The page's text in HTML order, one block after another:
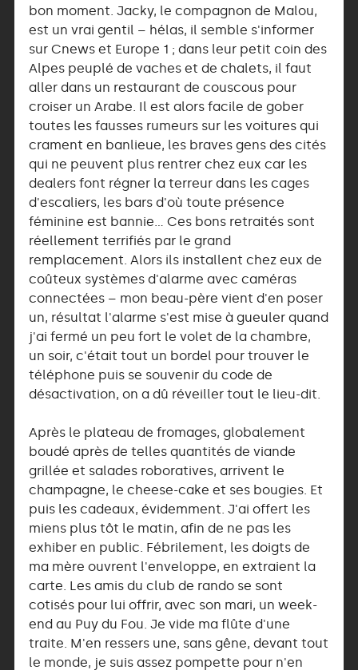
bon moment. Jacky, le compagnon de Malou,
est un vrai gentil – hélas, il semble s'informer
sur Cnews et Europe 1 ; dans leur petit coin des
Alpes peuplé de vaches et de chalets, il faut
aller dans un restaurant de couscous pour
croiser un Arabe. Il est alors facile de gober
toutes les fausses rumeurs sur les voitures qui
crament en banlieue, les braves gens des cités
qui ne peuvent plus rentrer chez eux car les
dealers font régner la terreur dans les cages
d'escaliers, les bars d'où toute présence
féminine est bannie… Ces bons retraités sont
réellement terrifiés par le grand
remplacement. Alors ils installent chez eux de
coûteux systèmes d'alarme avec caméras
connectées – mon beau-père vient d'en poser
un, résultat l'alarme s'est mise à gueuler quand
j'ai fermé un peu fort le volet de la chambre,
un soir, c'était tout un bordel pour trouver le
téléphone puis se souvenir du code de
désactivation, on a dû réveiller tout le lieu-dit.
Après le plateau de fromages, globalement
boudé après de telles quantités de viande
grillée et salades roboratives, arrivent le
champagne, le cheese-cake et ses bougies. Et
puis les cadeaux, évidemment. J'ai offert les
miens plus tôt le matin, afin de ne pas les
exhiber en public. Fébrilement, les doigts de
ma mère ouvrent l'enveloppe, en extraient la
carte. Les amis du club de rando se sont
cotisés pour lui offrir, avec son mari, un week-
end au Puy du Fou. Je vide ma flûte d'une
traite. M'en ressers une, sans gêne, devant tout
le monde, je suis assez pompette pour n'en